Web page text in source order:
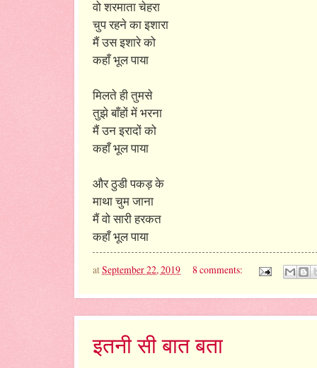
वो शरमाता चेहरा
चुप रहने का इशारा
मैं उस इशारे को
कहाँ भूल पाया
मिलते ही तुमसे
तुझे बाँहों में भरना
मैं उन इरादों को
कहाँ भूल पाया
और ठुडी पकड़ के
माथा चुम जाना
मैं वो सारी हरकत
कहाँ भूल पाया
atSeptember 22, 2019 8 comments:
इतनी सी बात बता